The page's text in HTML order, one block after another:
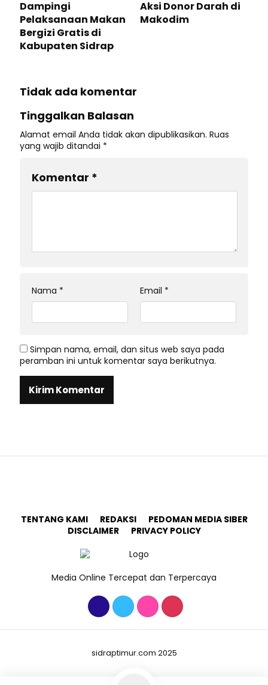
Dampingi
Pelaksanaan Makan
Bergizi Gratis di
Kabupaten Sidrap
Aksi Donor Darah di
Makodim
Tidak ada komentar
Tinggalkan Balasan
Alamat email Anda tidak akan dipublikasikan. Ruas
yang wajib ditandai *
Komentar *
Nama * Email *
Simpan nama, email, dan situs web saya pada
peramban ini untuk komentar saya berikutnya.
TENTANG KAMI REDAKSI
PEDOMAN MEDIA SIBER
DISCLAIMER
PRIVACY POLICY
Media Online Tercepat dan Terpercaya
sidraptimur.com 2025